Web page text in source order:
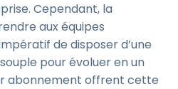
Cependant, la
aux équipes
de disposer d’une
pour évoluer en un
abonnement offrent cette